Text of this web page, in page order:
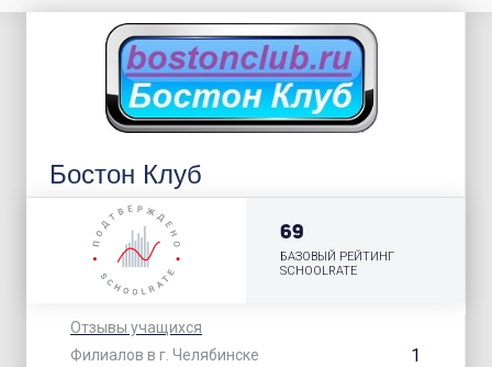
Бостон Клуб
Отзывы учащихся
Филиалов в г. Челябинске
1
69
БАЗОВЫЙ РЕЙТИНГ
SCHOOLRATE